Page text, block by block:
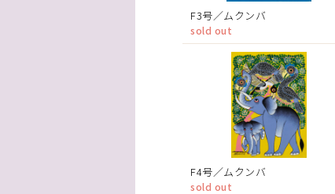
F3号／ムクンバ
sold out
F4号／ムクンバ
sold out